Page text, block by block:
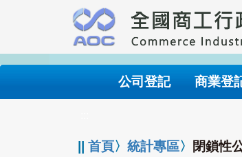
要
內
公司登記 商業登
||首頁〉統計專區〉 閉鎖性